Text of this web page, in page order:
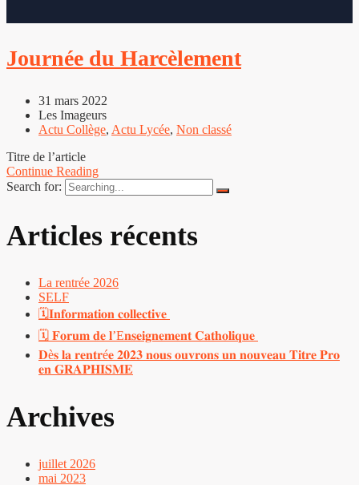
Journée du Harcèlement
31 mars 2022
Les Imageurs
Actu Collège, Actu Lycée, Non classé
Titre de l’article
Continue Reading
Search for:
Articles récents
La rentrée 2026
SELF
🗓𝐈𝐧𝐟𝐨𝐫𝐦𝐚𝐭𝐢𝐨𝐧 𝐜𝐨𝐥𝐥𝐞𝐜𝐭𝐢𝐯𝐞
🗓️ 𝐅𝐨𝐫𝐮𝐦 𝐝𝐞 𝐥’E𝐧𝐬𝐞𝐢𝐠𝐧𝐞𝐦𝐞𝐧𝐭 𝐂𝐚𝐭𝐡𝐨𝐥𝐢𝐪𝐮𝐞
𝐃è𝐬 𝐥𝐚 𝐫𝐞𝐧𝐭𝐫é𝐞 𝟐𝟎𝟐𝟑 𝐧𝐨𝐮𝐬 𝐨𝐮𝐯𝐫𝐨𝐧𝐬 𝐮𝐧 𝐧𝐨𝐮𝐯𝐞𝐚𝐮 𝐓𝐢𝐭𝐫𝐞 𝐏𝐫𝐨
𝐞𝐧 𝐆𝐑𝐀𝐏𝐇𝐈𝐒𝐌𝐄
Archives
juillet 2026
mai 2023